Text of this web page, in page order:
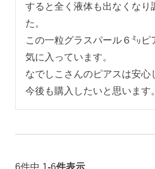
ピアスホールアド
すると全く液体も出なくなり
た。
この一粒グラスパール６㍉ピ
気に入っています。
なでしこさんのピアスは安心
今後も購入したいと思います。
6件中 1-6件表示